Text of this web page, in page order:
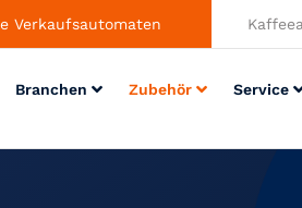
Verkaufsautomaten
Branchen Zubehör Service